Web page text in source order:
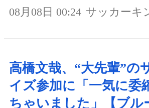
08月08日 00:24 サッカーキ
高橋文哉、“大先輩”の
イズ参加に「一気に委
ちゃいました」【ブル